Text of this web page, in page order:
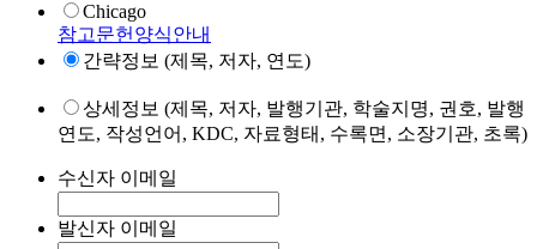
Chicago
참고문헌양식안내
간략정보 (제목, 저자, 연도)
상세정보 (제목, 저자, 발행기관, 학술지명, 권호, 발행
연도, 작성언어, KDC, 자료형태, 수록면, 소장기관, 초록)
수신자 이메일
발신자 이메일